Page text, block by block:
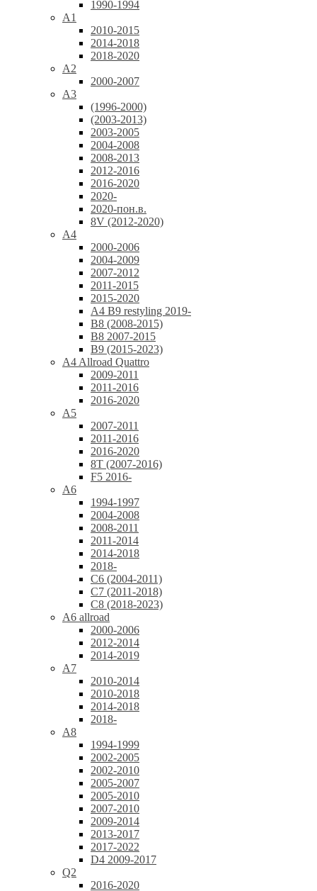
1990-1994
A1
2010-2015
2014-2018
2018-2020
A2
2000-2007
A3
(1996-2000)
(2003-2013)
2003-2005
2004-2008
2008-2013
2012-2016
2016-2020
2020-
2020-пон.в.
8V (2012-2020)
A4
2000-2006
2004-2009
2007-2012
2011-2015
2015-2020
A4 B9 restyling 2019-
B8 (2008-2015)
B8 2007-2015
B9 (2015-2023)
A4 Allroad Quattro
2009-2011
2011-2016
2016-2020
A5
2007-2011
2011-2016
2016-2020
8T (2007-2016)
F5 2016-
A6
1994-1997
2004-2008
2008-2011
2011-2014
2014-2018
2018-
C6 (2004-2011)
C7 (2011-2018)
C8 (2018-2023)
A6 allroad
2000-2006
2012-2014
2014-2019
A7
2010-2014
2010-2018
2014-2018
2018-
A8
1994-1999
2002-2005
2002-2010
2005-2007
2005-2010
2007-2010
2009-2014
2013-2017
2017-2022
D4 2009-2017
Q2
2016-2020